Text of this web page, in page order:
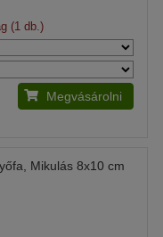
(1 db.)
Megvásárolni
Mikulás 8x10 cm